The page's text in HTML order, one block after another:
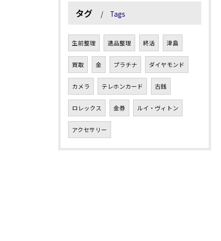
タグ Tags
生前整理 遺品整理 終活 津島
買取 金 プラチナ ダイヤモンド
カメラ テレホンカード 古銭
ロレックス 金券 ルイ・ヴィトン
アクセサリー